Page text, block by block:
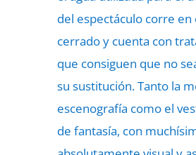
del espectáculo corre en
cerrado y cuenta con
que consiguen que no
su sustitución. Tanto la
escenografía como el
de fantasía, con